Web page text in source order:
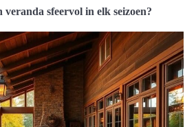
veranda sfeervol in elk seizoen?